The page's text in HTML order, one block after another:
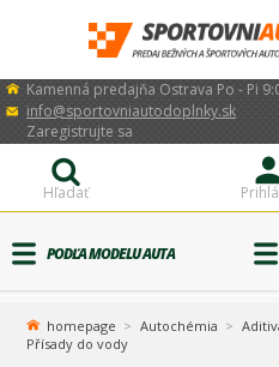
Kamenná predajňa Ostrava Po - Pi
info@sportovniautodoplnky.sk
Zaregistrujte sa
Hľadať
PODĽA MODELU AUTA
homepage Autochémia
Přísady do vody